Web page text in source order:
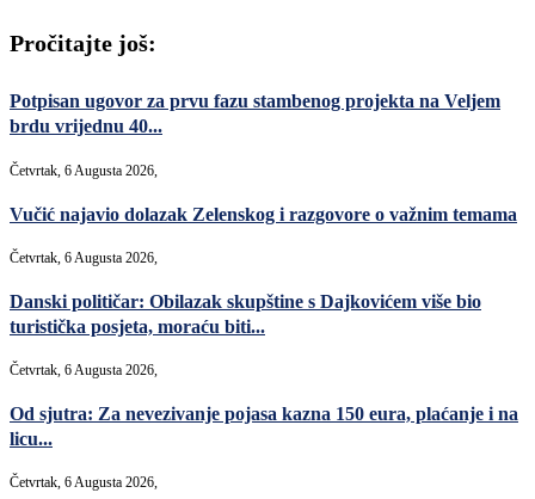
Pročitajte još:
Potpisan ugovor za prvu fazu stambenog projekta na Veljem
brdu vrijednu 40...
Četvrtak, 6 Augusta 2026,
Vučić najavio dolazak Zelenskog i razgovore o važnim temama
Četvrtak, 6 Augusta 2026,
Danski političar: Obilazak skupštine s Dajkovićem više bio
turistička posjeta, moraću biti...
Četvrtak, 6 Augusta 2026,
Od sjutra: Za nevezivanje pojasa kazna 150 eura, plaćanje i na
licu...
Četvrtak, 6 Augusta 2026,